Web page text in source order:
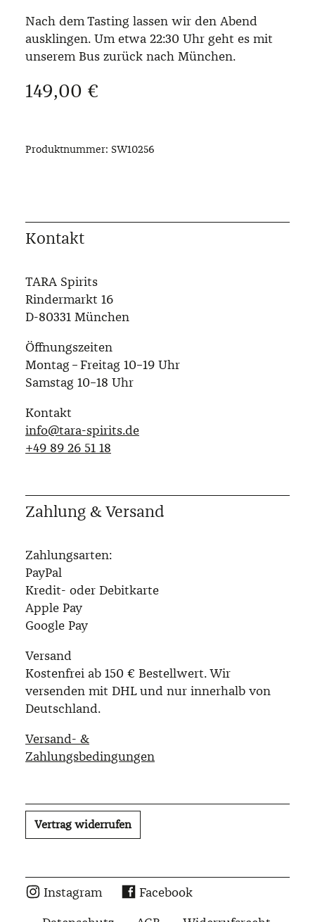
Nach dem Tasting lassen wir den Abend
ausklingen. Um etwa 22:30 Uhr geht es mit
unserem Bus zurück nach München.
Regulärer Preis:
149,00 €
Produktnummer: SW10256
Kontakt
TARA Spirits
Rindermarkt 16
D-80331 München
Öffnungszeiten
Montag – Freitag 10–19 Uhr
Samstag 10–18 Uhr
Kontakt
info@tara-spirits.de
‭+49 89 26 51 18‬
Zahlung & Versand
Zahlungsarten:
PayPal
Kredit- oder Debitkarte
Apple Pay
Google Pay
Versand
Kostenfrei ab 150 € Bestellwert. Wir
versenden mit DHL und nur innerhalb von
Deutschland.
Versand- &
Zahlungsbedingungen
Vertrag widerrufen
Instagram
Facebook